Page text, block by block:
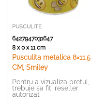
PUSCULITE
6427947031647
8 x 0 x 11 cm
Pusculita metalica 8×11.5
CM, Smiley
Pentru a vizualiza pretul,
trebuie sa fiti reseller
autorizat